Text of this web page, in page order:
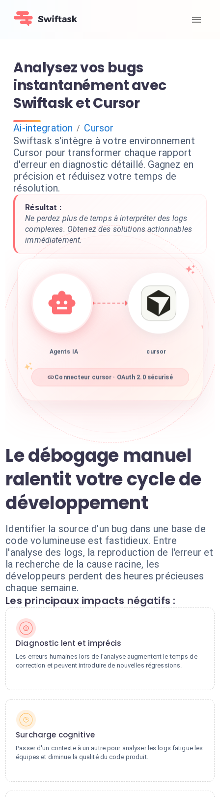
Analysez vos bugs
instantanément avec
Swiftask et Cursor
Ai-integration / Cursor
Swiftask s'intègre à votre environnement
Cursor pour transformer chaque rapport
d'erreur en diagnostic détaillé. Gagnez en
précision et réduisez votre temps de
résolution.
Résultat :
Ne perdez plus de temps à interpréter des logs
complexes. Obtenez des solutions actionnables
immédiatement.
Agents IA cursor
Connecteur cursor · OAuth 2.0 sécurisé
Le débogage manuel
ralentit votre cycle de
développement
Identifier la source d'un bug dans une base de
code volumineuse est fastidieux. Entre
l'analyse des logs, la reproduction de l'erreur et
la recherche de la cause racine, les
développeurs perdent des heures précieuses
chaque semaine.
Les principaux impacts négatifs :
Diagnostic lent et imprécis
Les erreurs humaines lors de l'analyse augmentent le temps de
correction et peuvent introduire de nouvelles régressions.
Surcharge cognitive
Passer d'un contexte à un autre pour analyser les logs fatigue les
équipes et diminue la qualité du code produit.